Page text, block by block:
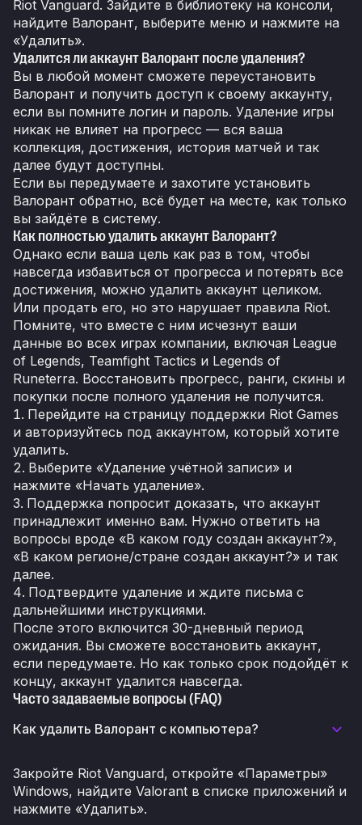
Riot Vanguard. Зайдите в библиотеку на консоли,
найдите Валорант, выберите меню и нажмите на
«Удалить».
Удалится ли аккаунт Валорант после удаления?
Вы в любой момент сможете переустановить
Валорант и получить доступ к своему аккаунту,
если вы помните логин и пароль. Удаление игры
никак не влияет на прогресс — вся ваша
коллекция, достижения, история матчей и так
далее будут доступны.
Если вы передумаете и захотите установить
Валорант обратно, всё будет на месте, как только
вы зайдёте в систему.
Как полностью удалить аккаунт Валорант?
Однако если ваша цель как раз в том, чтобы
навсегда избавиться от прогресса и потерять все
достижения, можно удалить аккаунт целиком.
Или продать его, но это нарушает правила Riot.
Помните, что вместе с ним исчезнут ваши
данные во всех играх компании, включая League
of Legends, Teamfight Tactics и Legends of
Runeterra. Восстановить прогресс, ранги, скины и
покупки после полного удаления не получится.
Перейдите на страницу поддержки Riot Games
и авторизуйтесь под аккаунтом, который хотите
удалить.
Выберите «Удаление учётной записи» и
нажмите «Начать удаление».
Поддержка попросит доказать, что аккаунт
принадлежит именно вам. Нужно ответить на
вопросы вроде «В каком году создан аккаунт?»,
«В каком регионе/стране создан аккаунт?» и так
далее.
Подтвердите удаление и ждите письма с
дальнейшими инструкциями.
После этого включится 30-дневный период
ожидания. Вы сможете восстановить аккаунт,
если передумаете. Но как только срок подойдёт к
концу, аккаунт удалится навсегда.
Часто задаваемые вопросы (FAQ)
Как удалить Валорант с компьютера?
Закройте Riot Vanguard, откройте «Параметры»
Windows, найдите Valorant в списке приложений и
нажмите «Удалить».